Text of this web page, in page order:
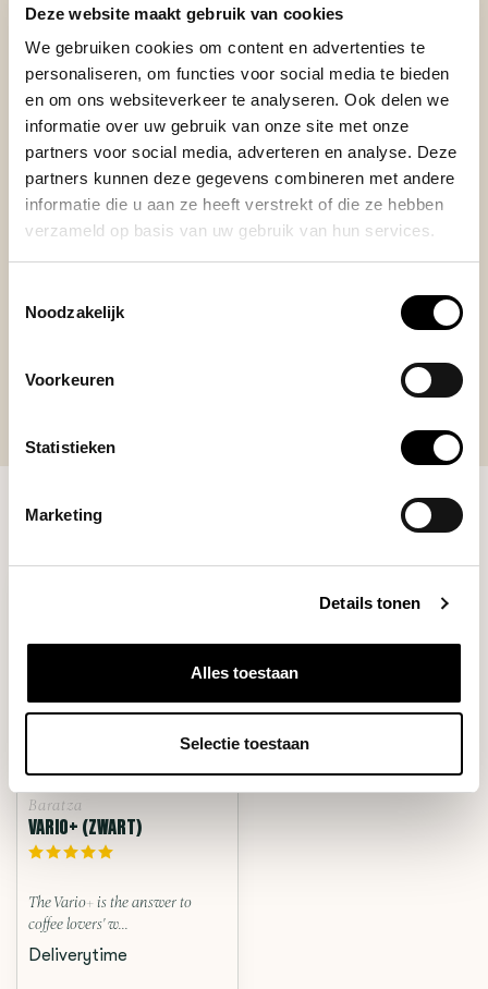
Deze website maakt gebruik van cookies
We gebruiken cookies om content en advertenties te
personaliseren, om functies voor social media te bieden
en om ons websiteverkeer te analyseren. Ook delen we
informatie over uw gebruik van onze site met onze
partners voor social media, adverteren en analyse. Deze
partners kunnen deze gegevens combineren met andere
informatie die u aan ze heeft verstrekt of die ze hebben
verzameld op basis van uw gebruik van hun services.
Noodzakelijk
Voorkeuren
Statistieken
Marketing
Details tonen
Alles toestaan
Selectie toestaan
Posted on 28 November 2024 at 21:17 door Henk
Wiersema
Prima maker!
+ Bedieningsgemak
RECENT BEKEKEN
Baratza
VARIO+ (ZWART)
The Vario+ is the answer to
coffee lovers' w...
Deliverytime